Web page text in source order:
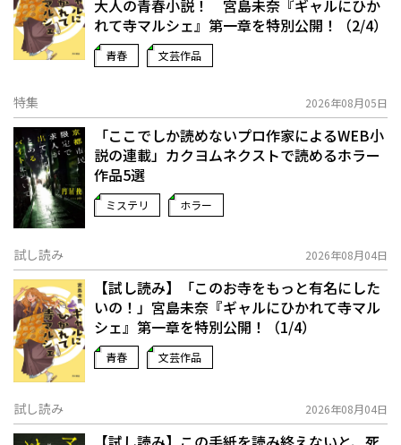
大人の青春小説！ 宮島未奈『ギャルにひか
れて寺マルシェ』第一章を特別公開！（2/4）
青春 文芸作品
特集 2026年08月05日
「ここでしか読めないプロ作家によるWEB小
説の連載」――カクヨムネクストで読めるホラー
作品5選
ミステリ ホラー
試し読み 2026年08月04日
【試し読み】「このお寺をもっと有名にした
いの！」宮島未奈『ギャルにひかれて寺マル
シェ』第一章を特別公開！（1/4）
青春 文芸作品
試し読み 2026年08月04日